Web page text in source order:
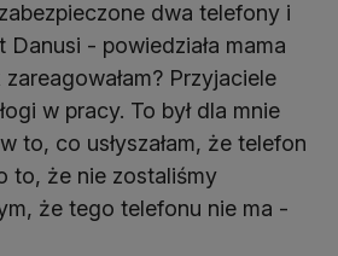
dwa telefony i
Danusi - powiedziała mama
Przyjaciele
w pracy. To był dla mnie
to, co usłyszałam, że telefon
to, że nie zostaliśmy
że tego telefonu nie ma -